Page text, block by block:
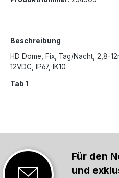
Beschreibung
HD Dome, Fix, Tag/Nacht, 2,8-
12VDC, IP67, IK10
Tab 1
Für den
und